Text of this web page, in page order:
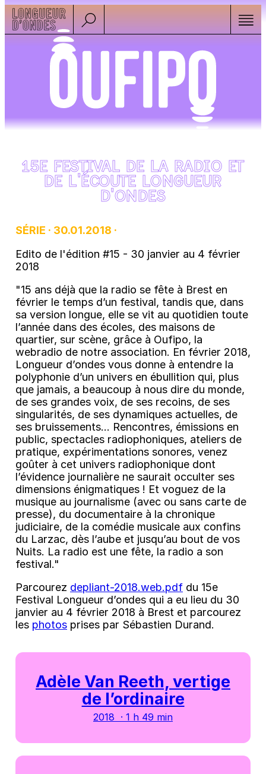
15E FESTIVAL DE LA RADIO ET
DE L'ÉCOUTE LONGUEUR
D'ONDES
SÉRIE · 30.01.2018 ·
Edito de l'édition #15 - 30 janvier au 4 février
2018
"15 ans déjà que la radio se fête à Brest en
février le temps d’un festival, tandis que, dans
sa version longue, elle se vit au quotidien toute
l’année dans des écoles, des maisons de
quartier, sur scène, grâce à Oufipo, la
webradio de notre association. En février 2018,
Longueur d’ondes vous donne à entendre la
polyphonie d’un univers en ébullition qui, plus
que jamais, a beaucoup à nous dire du monde,
de ses grandes voix, de ses recoins, de ses
singularités, de ses dynamiques actuelles, de
ses bruissements… Rencontres, émissions en
public, spectacles radiophoniques, ateliers de
pratique, expérimentations sonores, venez
goûter à cet univers radiophonique dont
l’évidence journalière ne saurait occulter ses
dimensions énigmatiques ! Et voguez de la
musique au journalisme (avec ou sans carte de
presse), du documentaire à la chronique
judiciaire, de la comédie musicale aux confins
du Larzac, dès l’aube et jusqu’au bout de vos
Nuits. La radio est une fête, la radio a son
festival."
Parcourez depliant-2018.web.pdf du 15e
Festival Longueur d’ondes qui a eu lieu du 30
janvier au 4 février 2018 à Brest et parcourez
les photos prises par Sébastien Durand.
Adèle Van Reeth, vertige
de l’ordinaire
2018 · 1 h 49 min